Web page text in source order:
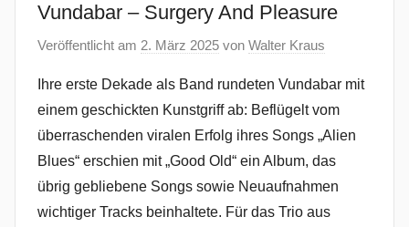
Vundabar – Surgery And Pleasure
Veröffentlicht am 2. März 2025 von Walter Kraus
Ihre erste Dekade als Band rundeten Vundabar mit
einem geschickten Kunstgriff ab: Beflügelt vom
überraschenden viralen Erfolg ihres Songs „Alien
Blues“ erschien mit „Good Old“ ein Album, das
übrig gebliebene Songs sowie Neuaufnahmen
wichtiger Tracks beinhaltete. Für das Trio aus